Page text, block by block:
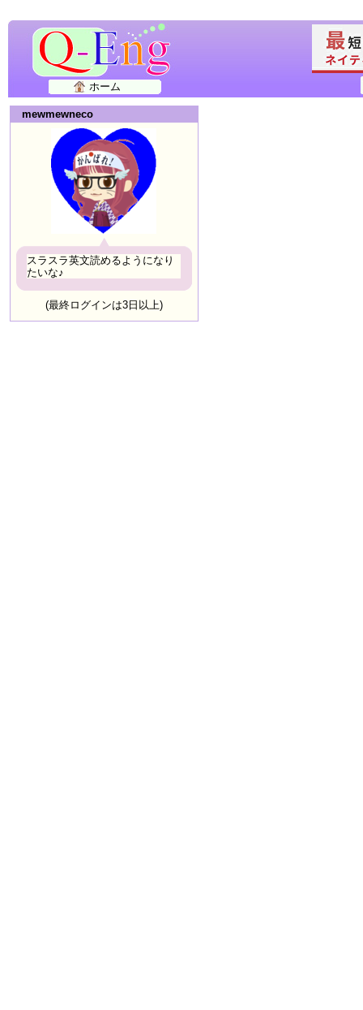
ホーム
mewmewneco
スラスラ英文読めるようになり
たいな♪
(最終ログインは3日以上)